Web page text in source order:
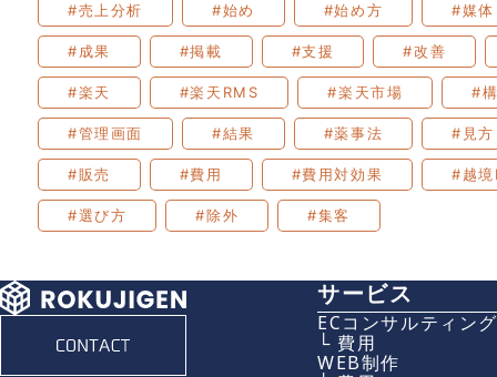
#売上分析 #始め #始め方 #媒体
#成果 #掲載 #支援 #改善
#楽天 #楽天RMS #楽天市場 #
#管理画面 #結果 #薬事法 #見方
#販売 #費用 #費用対効果 #越
#選び方 #除外 #集客
サービス
ECコンサルティング
└ 費用
WEB制作